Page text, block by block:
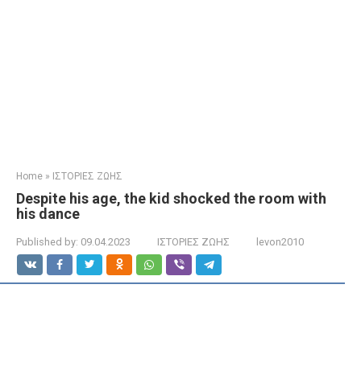
Home » ΙΣΤΟΡΙΕΣ ΖΩΗΣ
Despite his age, the kid shocked the room with
his dance
Published by: 09.04.2023 ΙΣΤΟΡΙΕΣ ΖΩΗΣ levon2010